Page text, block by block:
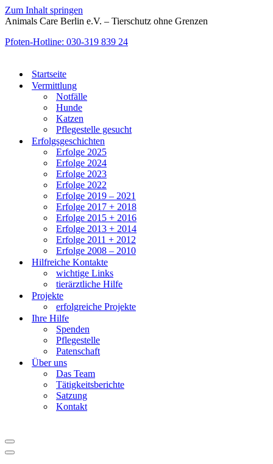
Zum Inhalt springen
Animals Care Berlin e.V. – Tierschutz ohne Grenzen
Pfoten-Hotline: 030-319 839 24
Startseite
Vermittlung
Notfälle
Hunde
Katzen
Pflegestelle gesucht
Erfolgsgeschichten
Erfolge 2025
Erfolge 2024
Erfolge 2023
Erfolge 2022
Erfolge 2019 – 2021
Erfolge 2017 + 2018
Erfolge 2015 + 2016
Erfolge 2013 + 2014
Erfolge 2011 + 2012
Erfolge 2008 – 2010
Hilfreiche Kontakte
wichtige Links
tierärztliche Hilfe
Projekte
erfolgreiche Projekte
Ihre Hilfe
Spenden
Pflegestelle
Patenschaft
Über uns
Das Team
Tätigkeitsberichte
Satzung
Kontakt
Navigationsmenü
Navigationsmenü